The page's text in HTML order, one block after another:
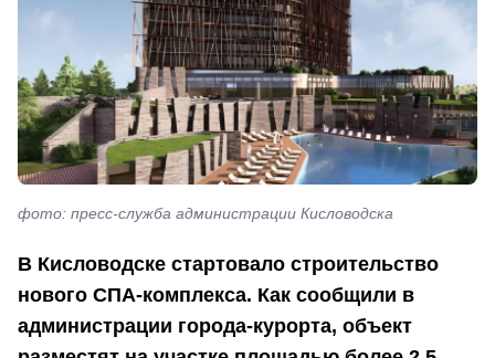
фото: пресс-служба администрации Кисловодска
В Кисловодске стартовало строительство
нового СПА-комплекса. Как сообщили в
администрации города-курорта, объект